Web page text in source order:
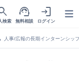
検索
support_agent
無料相談
login
ログイン
人事/広報の長期インターンシッ